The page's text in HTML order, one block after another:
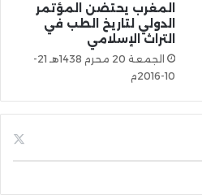
المغرب يحتضن المؤتمر
الدولي لتاريخ الطب في
التراث الإسلامي
الجمعة 20 محرم 1438هـ 21-
10-2016م